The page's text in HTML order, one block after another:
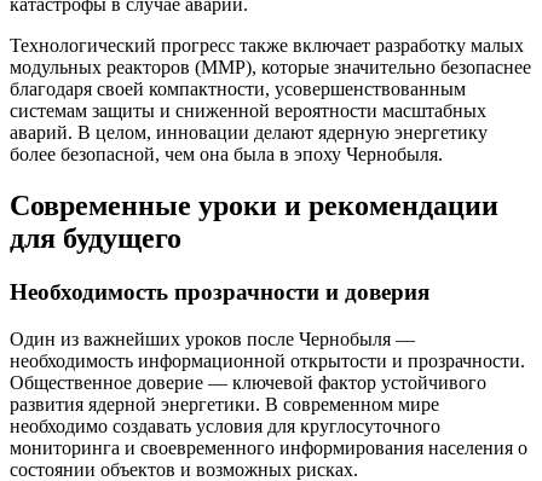
катастрофы в случае аварии.
Технологический прогресс также включает разработку малых
модульных реакторов (ММР), которые значительно безопаснее
благодаря своей компактности, усовершенствованным
системам защиты и сниженной вероятности масштабных
аварий. В целом, инновации делают ядерную энергетику
более безопасной, чем она была в эпоху Чернобыля.
Современные уроки и рекомендации
для будущего
Необходимость прозрачности и доверия
Один из важнейших уроков после Чернобыля —
необходимость информационной открытости и прозрачности.
Общественное доверие — ключевой фактор устойчивого
развития ядерной энергетики. В современном мире
необходимо создавать условия для круглосуточного
мониторинга и своевременного информирования населения о
состоянии объектов и возможных рисках.